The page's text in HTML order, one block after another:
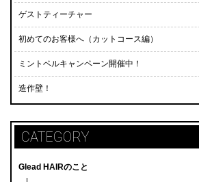
ゲストティーチャー
初めてのお客様へ（カットコース編）
ミントベルキャンペーン開催中！
造作壁！
CATEGORY
Glead HAIRのこと